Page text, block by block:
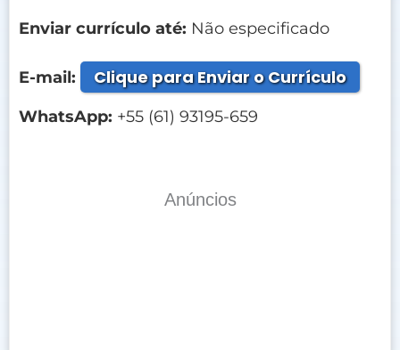
Enviar currículo até: Não especificado
E-mail: Clique para Enviar o Currículo
WhatsApp: +55 (61) 93195-659
Anúncios